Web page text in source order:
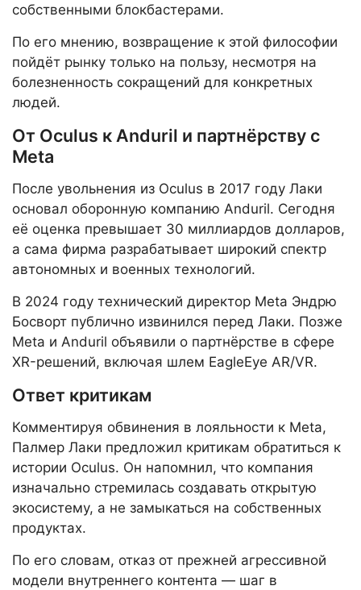
собственными блокбастерами.
По его мнению, возвращение к этой философии
пойдёт рынку только на пользу, несмотря на
болезненность сокращений для конкретных
людей.
От Oculus к Anduril и партнёрству с
Meta
После увольнения из Oculus в 2017 году Лаки
основал оборонную компанию Anduril. Сегодня
её оценка превышает 30 миллиардов долларов,
а сама фирма разрабатывает широкий спектр
автономных и военных технологий.
В 2024 году технический директор Meta Эндрю
Босворт публично извинился перед Лаки. Позже
Meta и Anduril объявили о партнёрстве в сфере
XR-решений, включая шлем EagleEye AR/VR.
Ответ критикам
Комментируя обвинения в лояльности к Meta,
Палмер Лаки предложил критикам обратиться к
истории Oculus. Он напомнил, что компания
изначально стремилась создавать открытую
экосистему, а не замыкаться на собственных
продуктах.
По его словам, отказ от прежней агрессивной
модели внутреннего контента — шаг в